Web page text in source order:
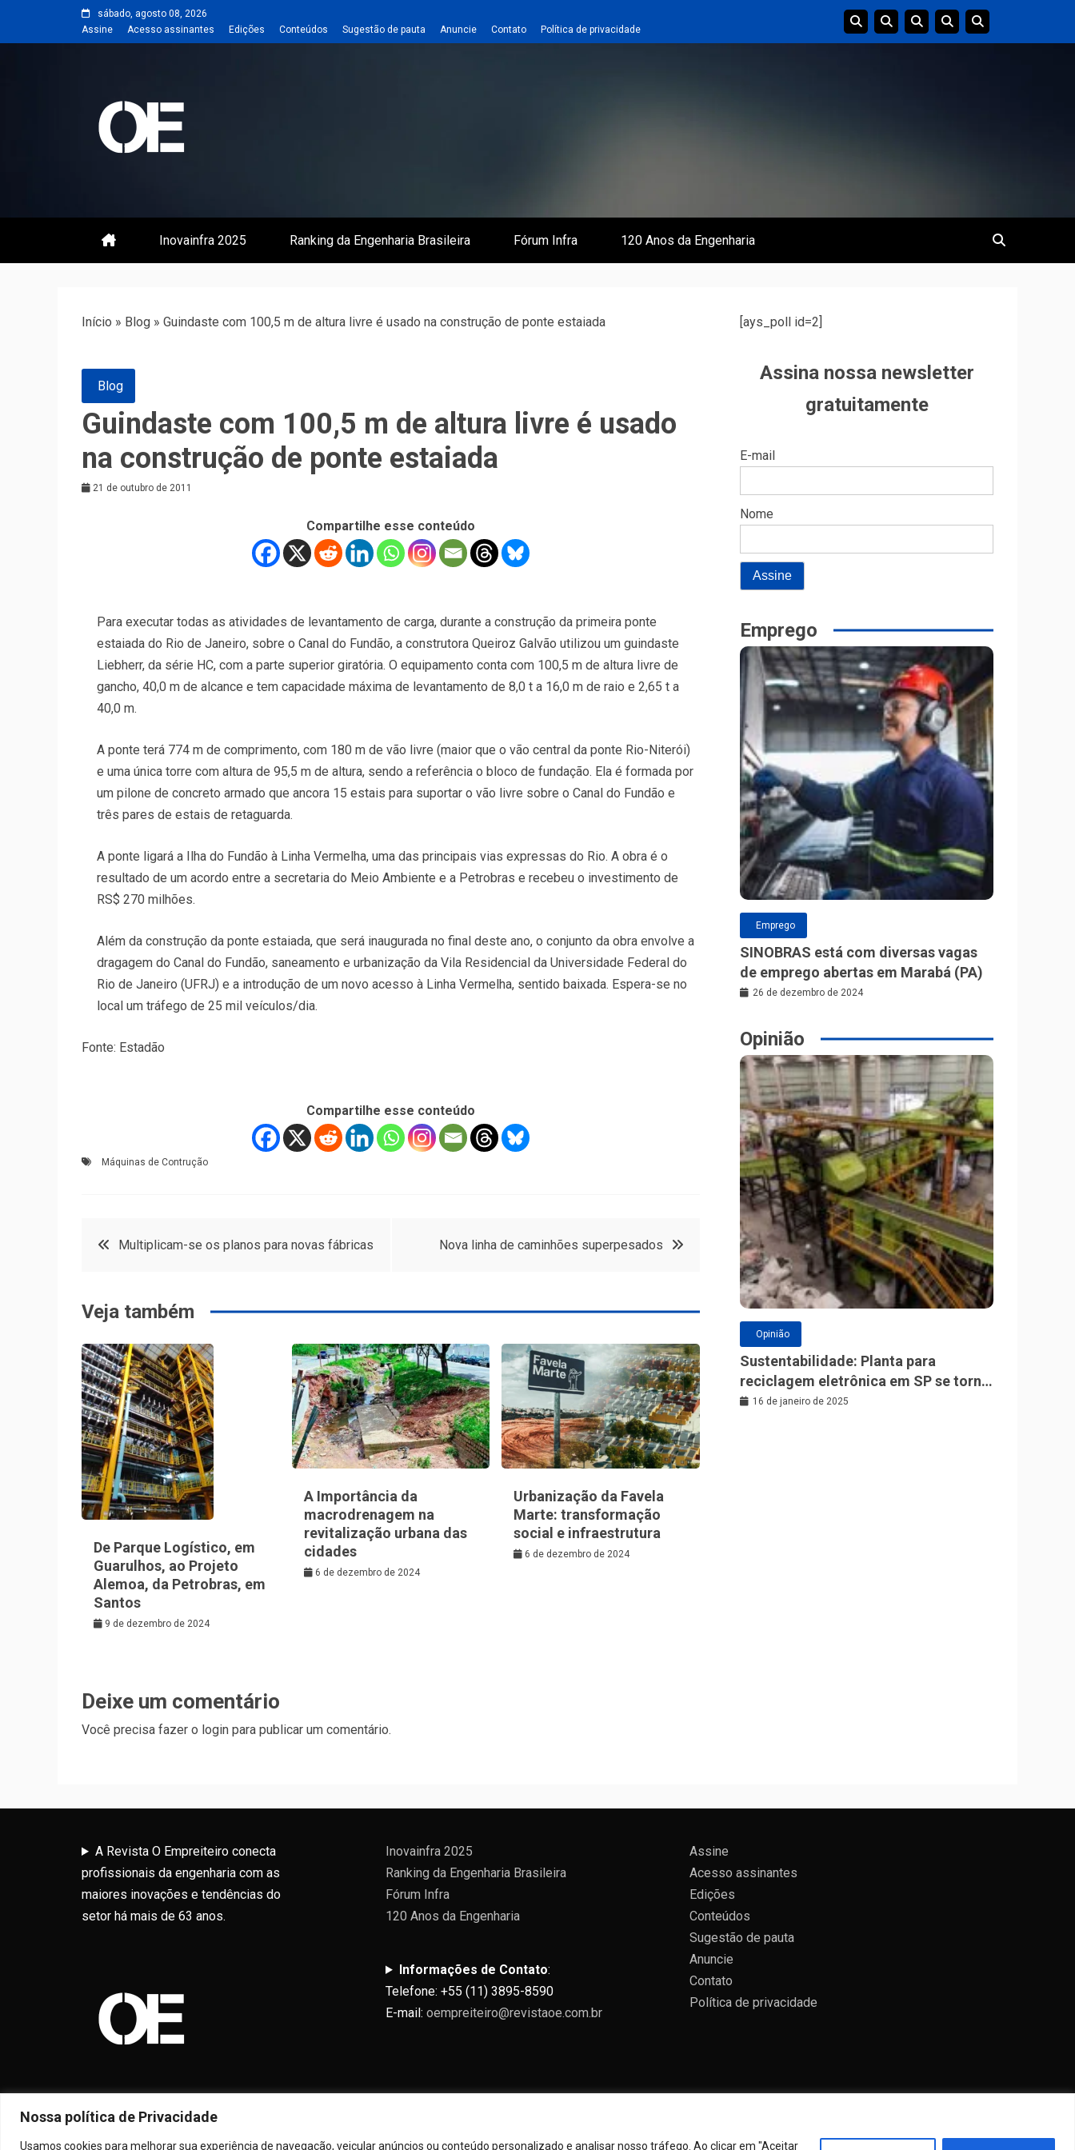
Nossa política de Privacidade
Usamos cookies para melhorar sua experiência de navegação, veicular anúncios ou conteúdo personalizado e analisar nosso tráfego. Ao clicar em "Aceitar
sábado, agosto 08, 2026
Assine
Acesso assinantes Edições Conteúdos Sugestão de pauta Anuncie Contato Política de privacidade
Revista | O Empreiteiro
Inovainfra 2025 Ranking da Engenharia Brasileira Fórum Infra 120 Anos da Engenharia
Início » Blog » Guindaste com 100,5 m de altura livre é usado na construção de ponte estaiada
Blog
Guindaste com 100,5 m de altura livre é usado
na construção de ponte estaiada
21 de outubro de 2011
Compartilhe esse conteúdo
Para executar todas as atividades de levantamento de carga, durante a construção da primeira ponte
estaiada do Rio de Janeiro, sobre o Canal do Fundão, a construtora Queiroz Galvão utilizou um guindaste
Liebherr, da série HC, com a parte superior giratória. O equipamento conta com 100,5 m de altura livre de
gancho, 40,0 m de alcance e tem capacidade máxima de levantamento de 8,0 t a 16,0 m de raio e 2,65 t a
40,0 m.
A ponte terá 774 m de comprimento, com 180 m de vão livre (maior que o vão central da ponte Rio-Niterói)
e uma única torre com altura de 95,5 m de altura, sendo a referência o bloco de fundação. Ela é formada por
um pilone de concreto armado que ancora 15 estais para suportar o vão livre sobre o Canal do Fundão e
três pares de estais de retaguarda.
A ponte ligará a Ilha do Fundão à Linha Vermelha, uma das principais vias expressas do Rio. A obra é o
resultado de um acordo entre a secretaria do Meio Ambiente e a Petrobras e recebeu o investimento de
RS$ 270 milhões.
Além da construção da ponte estaiada, que será inaugurada no final deste ano, o conjunto da obra envolve a
dragagem do Canal do Fundão, saneamento e urbanização da Vila Residencial da Universidade Federal do
Rio de Janeiro (UFRJ) e a introdução de um novo acesso à Linha Vermelha, sentido baixada. Espera-se no
local um tráfego de 25 mil veículos/dia.
Fonte: Estadão
Compartilhe esse conteúdo
Máquinas de Contrução
Navegação
Post
Multiplicam-se os planos para novas fábricas Nova linha de caminhões superpesados
Veja também
De Parque Logístico, em
Guarulhos, ao Projeto
Alemoa, da Petrobras, em
Santos
9 de dezembro de 2024
A Importância da
macrodrenagem na
revitalização urbana das
cidades
6 de dezembro de 2024
Urbanização da Favela
Marte: transformação
social e infraestrutura
6 de dezembro de 2024
Deixe um comentário
Você precisa fazer o login para publicar um comentário.
[ays_poll id=2]
Assina nossa newsletter
gratuitamente
E-mail
Nome
Emprego
Emprego
SINOBRAS está com diversas vagas
de emprego abertas em Marabá (PA)
26 de dezembro de 2024
Opinião
Opinião
Sustentabilidade: Planta para
reciclagem eletrônica em SP se torna
a maior da América Latina
16 de janeiro de 2025
A Revista O Empreiteiro conecta
profissionais da engenharia com as
maiores inovações e tendências do
setor há mais de 63 anos.
Inovainfra 2025
Ranking da Engenharia Brasileira
Fórum Infra
120 Anos da Engenharia
Informações de Contato:
Telefone: +55 (11) 3895-8590
E-mail: oempreiteiro@revistaoe.com.br
Assine
Acesso assinantes
Edições
Conteúdos
Sugestão de pauta
Anuncie
Contato
Política de privacidade